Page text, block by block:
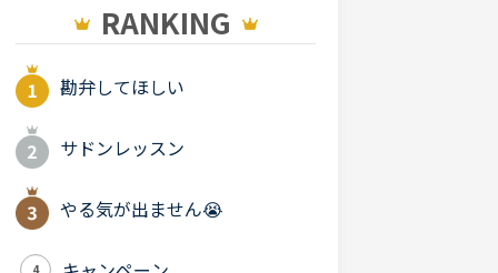
RANKING
勘弁してほしい
サドンレッスン
やる気が出ません😭
4